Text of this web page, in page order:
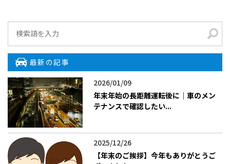
最新の記事
2026/01/09
年末年始の長距離運転後に｜車のメン
テナンスで確認したい...
2025/12/26
【年末のご挨拶】今年もありがとうご